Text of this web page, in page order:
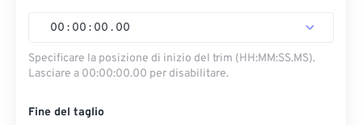
00 : 00 : 00 . 00
Specificare la posizione di inizio del trim (HH:MM:SS.MS).
Lasciare a 00:00:00.00 per disabilitare.
Fine del taglio